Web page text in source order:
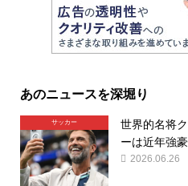
あのニュースを深堀り
サッカー
世界的名将
ーは近年強
2026.06.26